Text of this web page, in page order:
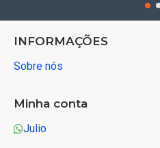
INFORMAÇÕES
Sobre nós
Minha conta
Julio